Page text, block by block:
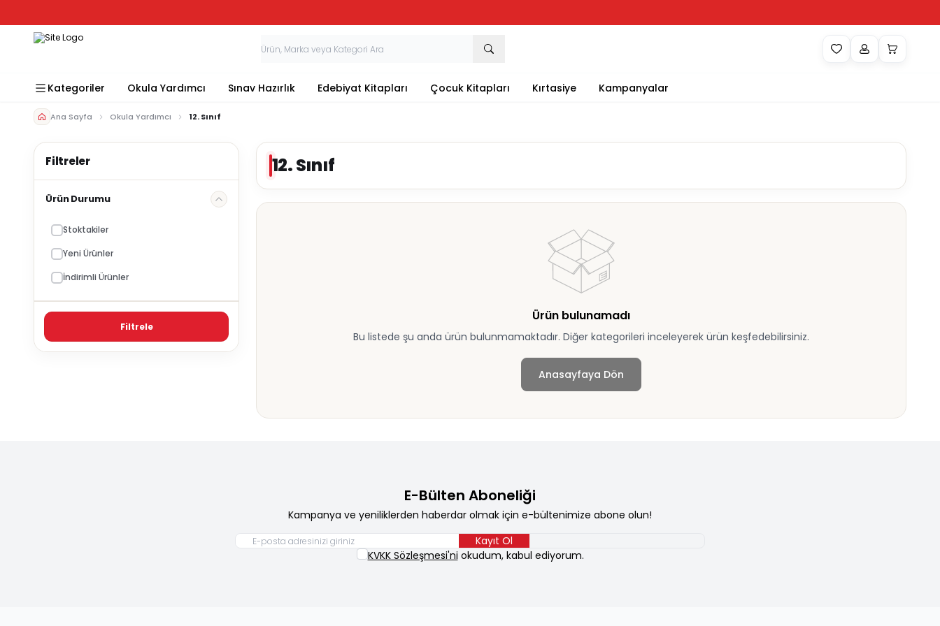
Kategoriler Okula Yardımcı Sınav Hazırlık Edebiyat Kitapları Çocuk Kitapları Kırtasiye Kampanyalar
Ana Sayfa Okula Yardımcı 12. Sınıf
Ürün Durumu
Stoktakiler
Yeni Ürünler
İndirimli Ürünler
Filtrele
12. Sınıf
Ürün bulunamadı
Bu listede şu anda ürün bulunmamaktadır. Diğer kategorileri inceleyerek ürün keşfedebilirsiniz.
Anasayfaya Dön
E-Bülten Aboneliği
Kampanya ve yeniliklerden haberdar olmak için e-bültenimize abone olun!
Kayıt Ol
KVKK Sözleşmesi'ni okudum, kabul ediyorum.